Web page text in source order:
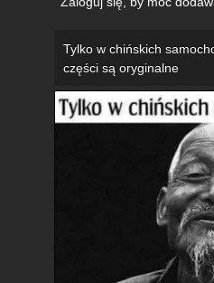
Tylko w chińskich
części są oryginalne